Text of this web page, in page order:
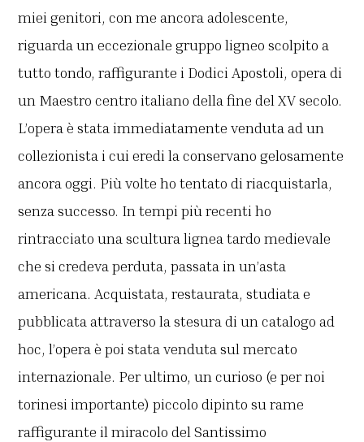
miei genitori, con me ancora adolescente,
riguarda un eccezionale gruppo ligneo scolpito a
tutto tondo, raffigurante i Dodici Apostoli, opera di
un Maestro centro italiano della fine del XV secolo.
L’opera è stata immediatamente venduta ad un
collezionista i cui eredi la conservano gelosamente
ancora oggi. Più volte ho tentato di riacquistarla,
senza successo. In tempi più recenti ho
rintracciato una scultura lignea tardo medievale
che si credeva perduta, passata in un’asta
americana. Acquistata, restaurata, studiata e
pubblicata attraverso la stesura di un catalogo ad
hoc, l’opera è poi stata venduta sul mercato
internazionale. Per ultimo, un curioso (e per noi
torinesi importante) piccolo dipinto su rame
raffigurante il miracolo del Santissimo